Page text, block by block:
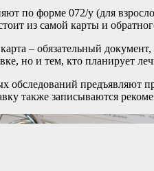
по форме 072/у (для
из самой карты и
– обязательный
но и тем, кто планирует
обследований предъявляют
также записываются